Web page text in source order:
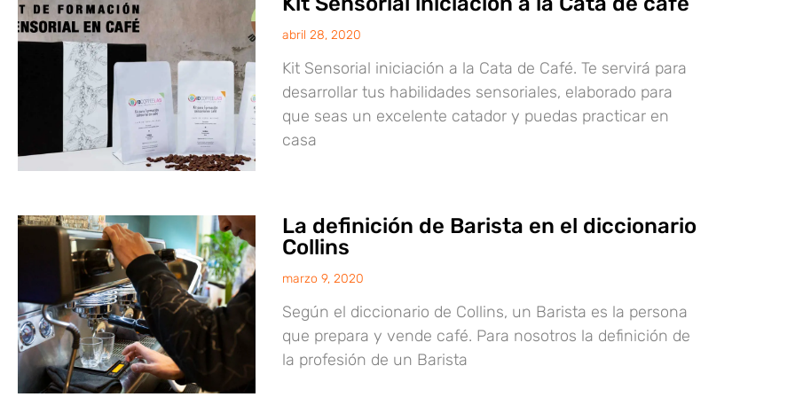
abril 28, 2020
Kit Sensorial iniciación a la Cata de Café. Te servirá para
desarrollar tus habilidades sensoriales, elaborado para
que seas un excelente catador y puedas practicar en
casa
La definición de Barista en el diccionario
Collins
marzo 9, 2020
Según el diccionario de Collins, un Barista es la persona
que prepara y vende café. Para nosotros la definición de
la profesión de un Barista